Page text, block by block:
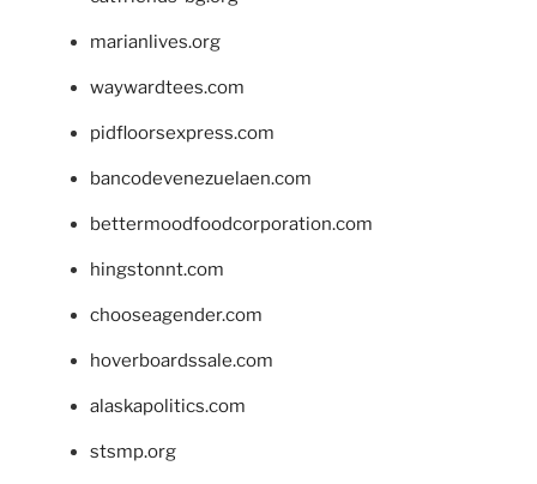
marianlives.org
waywardtees.com
pidfloorsexpress.com
bancodevenezuelaen.com
bettermoodfoodcorporation.com
hingstonnt.com
chooseagender.com
hoverboardssale.com
alaskapolitics.com
stsmp.org